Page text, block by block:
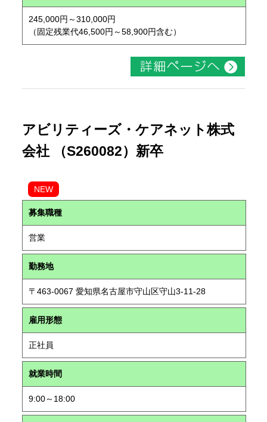
245,000円～310,000円
（固定残業代46,500円～58,900円含む）
アビリティーズ・ケアネット株式
会社 （S260082）新卒
NEW
募集職種
営業
勤務地
〒463-0067 愛知県名古屋市守山区守山3-11-28
雇用形態
正社員
就業時間
9:00～18:00